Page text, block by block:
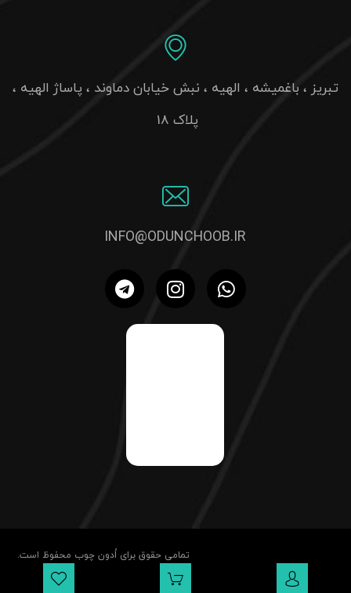
تبریز ، باغمیشه ، الهیه ، نبش خیابان دماوند ، پاساژ الهیه ،
پلاک 18
INFO@ODUNCHOOB.IR
تمامی حقوق برای اُدون چوب محفوظ است.